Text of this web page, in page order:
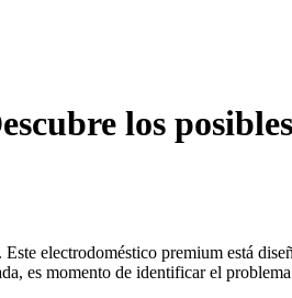
los
electrodoméstico premium está
es momento de identificar el